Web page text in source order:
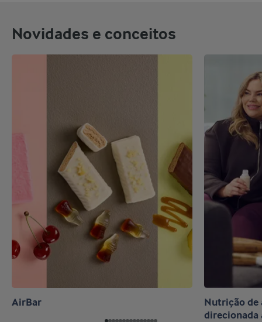
Novidades e conceitos
AirBar
Nutrição de
direcionada